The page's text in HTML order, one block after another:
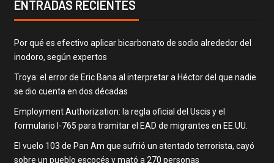
ENTRADAS RECIENTES
Por qué es efectivo aplicar bicarbonato de sodio alrededor del
inodoro, según expertos
Troya: el error de Eric Bana al interpretar a Héctor del que nadie
se dio cuenta en dos décadas
Employment Authorization: la regla oficial del Uscis y el
formulario I-765 para tramitar el EAD de migrantes en EE.UU.
El vuelo 103 de Pan Am que sufrió un atentado terrorista, cayó
sobre un pueblo escocés y mató a 270 personas